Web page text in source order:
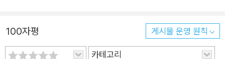
이는 “나는 나를 생활했다”라고 표현하기도 한다. _김나영(문학
평론가), 해설 「투명하게 얼룩진 말」에서 이현호의 시를 이야기할
때 비문을 빼고 말하기란 불가능에 가깝다. “나는 나를 생활했
100자평 게시물 운영 원칙
카테고리